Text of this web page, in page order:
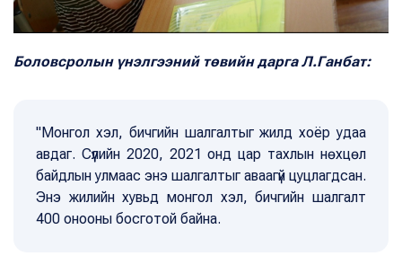
Боловсролын үнэлгээний төвийн дарга Л.Ганбат:
"Монгол хэл, бичгийн шалгалтыг жилд хоёр удаа
авдаг. Сүүлийн 2020, 2021 онд цар тахлын нөхцөл
байдлын улмаас энэ шалгалтыг аваагүй цуцлагдсан.
Энэ жилийн хувьд монгол хэл, бичгийн шалгалт
400 онооны босготой байна.